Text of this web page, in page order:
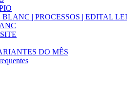
| PROCESSOS | EDITAL LEI
DO MÊS